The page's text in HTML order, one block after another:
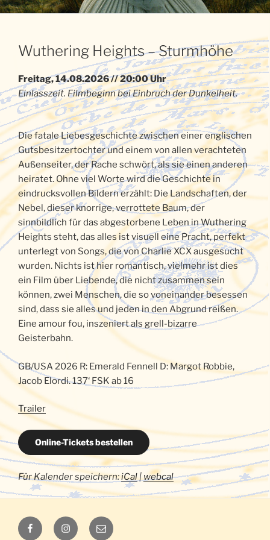
Wuthering Heights – Sturmhöhe
Freitag, 14.08.2026 // 20:00 Uhr
Einlasszeit. Filmbeginn bei Einbruch der Dunkelheit.
Die fatale Liebesgeschichte zwischen einer englischen
Gutsbesitzertochter und einem von allen verachteten
Außenseiter, der Rache schwört, als sie einen anderen
heiratet. Ohne viel Worte wird die Geschichte in
eindrucksvollen Bildern erzählt: Die Landschaften, der
Nebel, dieser knorrige, verrottete Baum, der
sinnbildlich für das abgestorbene Leben in Wuthering
Heights steht, das alles ist visuell eine Pracht, perfekt
unterlegt von Songs, die von Charlie XCX ausgesucht
wurden. Nichts ist hier romantisch, vielmehr ist dies
ein Film über Liebende, die nicht zusammen sein
können, zwei Menschen, die so voneinander besessen
sind, dass sie alles und jeden in den Abgrund reißen.
Eine amour fou, inszeniert als grell-bizarre
Geisterbahn.
GB/USA 2026 R: Emerald Fennell D: Margot Robbie,
Jacob Elordi. 137‘ FSK ab 16
Trailer
Online-Tickets bestellen
Für Kalender speichern:iCal|webcal
Luna
Luna
E-